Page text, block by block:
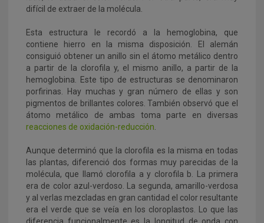
difícil de extraer de la molécula.
Esta estructura le recordó a la hemoglobina, que
contiene hierro en la misma disposición. El alemán
consiguió obtener un anillo sin el átomo metálico dentro
a partir de la clorofila y, el mismo anillo, a partir de la
hemoglobina. Este tipo de estructuras se denominaron
porfirinas. Hay muchas y gran número de ellas y son
pigmentos de brillantes colores. También observó que el
átomo metálico de ambas toma parte en diversas
reacciones de oxidación-reducción
Aunque determinó que la clorofila es la misma en todas
las plantas, diferenció dos formas muy parecidas de la
molécula, que llamó clorofila a y clorofila b. La primera
era de color azul-verdoso. La segunda, amarillo-verdosa
y al verlas mezcladas en gran cantidad el color resultante
era el verde que se veía en los cloroplastos. Lo que las
diferencia funcionalmente es la longitud de onda con